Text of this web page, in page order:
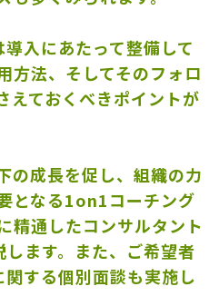
入にあたって整備して
方法、そしてそのフォロ
えておくべきポイントが
の成長を促し、組織の力
となる1on1コーチング
精通したコンサルタント
ます。また、ご希望者
する個別面談も実施し